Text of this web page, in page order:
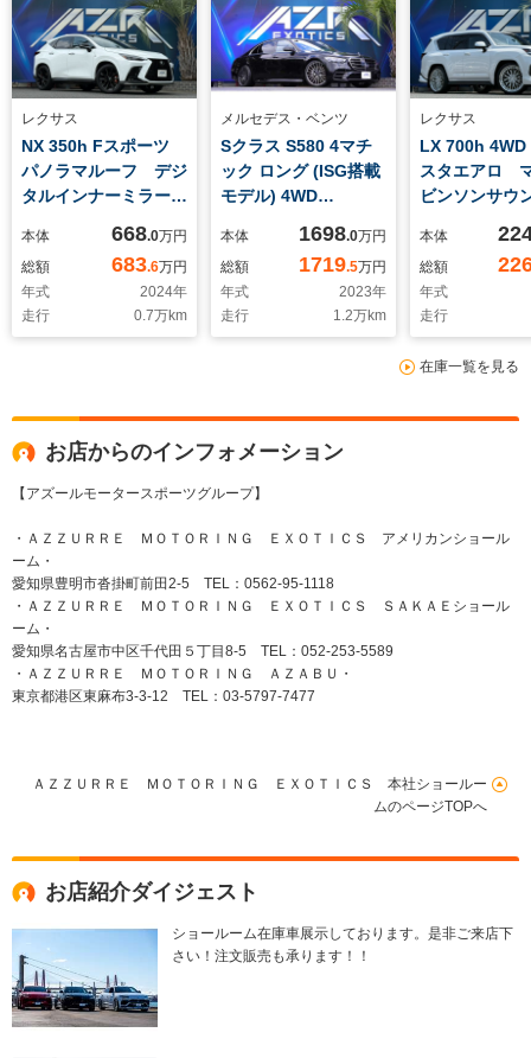
レクサス
NX 350h Fスポーツ
パノラマルーフ デジ
タルインナーミラー
ト Fスポーツ専用20
インチAW 電動トラ
ンク シートヒータ
ー シートクーラー
ステアリングヒータ
本体 668.0万円
総額
683.6万円
年式
2024年
走行
0.7万km
メルセデス・ベンツ
Sクラス S580 4マチ
ック ロング (ISG搭載
モデル) 4WD
本体 1698.0万円
総額
1719.5万円
年式
2023年
走行
1.2万km
レクサス
LX 700h 4WD
スタエアロ
ビンソンサ
フ
ンチAW 3列
ト 7人乗り
スペンション
BOX シート
本体
総額
年式
走行
在庫一覧を見る
お店からのインフォメーション
【アズールモータースポーツグループ】
・ＡＺＺＵＲＲＥ ＭＯＴＯＲＩＮＧ ＥＸＯＴＩＣＳ アメリカンショール
ーム・
愛知県豊明市沓掛町前田2-5 TEL：0562-95-1118
・ＡＺＺＵＲＲＥ ＭＯＴＯＲＩＮＧ ＥＸＯＴＩＣＳ ＳＡＫＡＥショール
ーム・
愛知県名古屋市中区千代田５丁目8-5 TEL：052-253-5589
・ＡＺＺＵＲＲＥ ＭＯＴＯＲＩＮＧ ＡＺＡＢＵ・
東京都港区東麻布3-3-12 TEL：03-5797-7477
ＡＺＺＵＲＲＥ ＭＯＴＯＲＩＮＧ ＥＸＯＴＩＣＳ 本社ショールー
ムのページTOPへ
お店紹介ダイジェスト
ショールーム在庫車展示しております。是非ご来店下
さい！注文販売も承ります！！